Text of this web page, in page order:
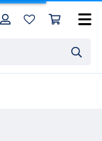
HomeProfiel